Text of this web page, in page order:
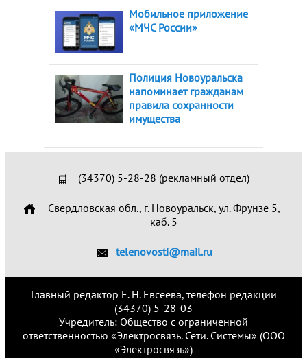
Мобильное приложение
«МЧС России»
Полиция Новоуральска
напоминает гражданам
правила сохранности
имущества
(34370) 5-28-28 (рекламный отдел)
Свердловская обл., г. Новоуральск, ул. Фрунзе 5,
каб. 5
telenovosti@mail.ru
Главный редактор Е. Н. Евсеева, телефон редакции
(34370) 5-28-03
Учредитель: Общество с ограниченной
ответственностью «Электросвязь. Сети. Системы» (ООО
«Электросвязь»)